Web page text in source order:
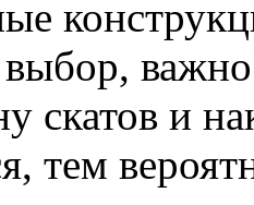
скатов и
тем